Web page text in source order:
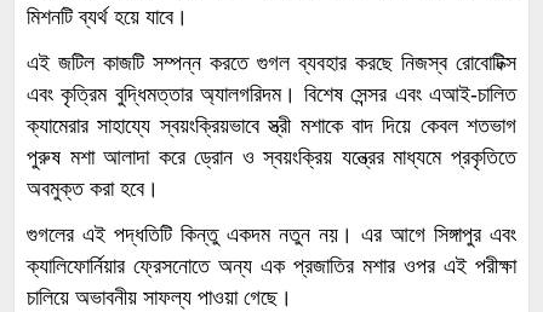
মিশনটি ব্যর্থ হয়ে যাবে।
এই জটিল কাজটি সম্পন্ন করতে গুগল ব্যবহার করছে নিজস্ব রোবোটিক্স
এবং কৃত্রিম বুদ্ধিমত্তার অ্যালগরিদম। বিশেষ সেন্সর এবং এআই-চালিত
ক্যামেরার সাহায্যে স্বয়ংক্রিয়ভাবে স্ত্রী মশাকে বাদ দিয়ে কেবল শতভাগ
পুরুষ মশা আলাদা করে ড্রোন ও স্বয়ংক্রিয় যন্ত্রের মাধ্যমে প্রকৃতিতে
অবমুক্ত করা হবে।
গুগলের এই পদ্ধতিটি কিন্তু একদম নতুন নয়। এর আগে সিঙ্গাপুর এবং
ক্যালিফোর্নিয়ার ফ্রেসনোতে অন্য এক প্রজাতির মশার ওপর এই পরীক্ষা
চালিয়ে অভাবনীয় সাফল্য পাওয়া গেছে।